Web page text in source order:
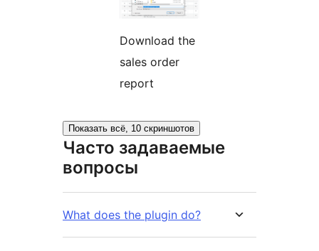
Download the
sales order
report
Показать всё, 10 скриншотов
Часто задаваемые
вопросы
What does the plugin do?